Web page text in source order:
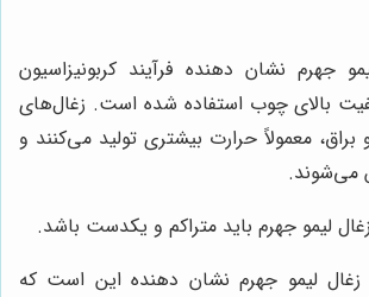
جهرم نشان دهنده فرآیند کربونیزاسیون
بالای چوب استفاده شده است. زغال‌های
براق، معمولاً حرارت بیشتری تولید می‌کنند و
می‌شوند.
لیمو جهرم باید متراکم و یکدست باشد.
زغال لیمو جهرم نشان دهنده این است که